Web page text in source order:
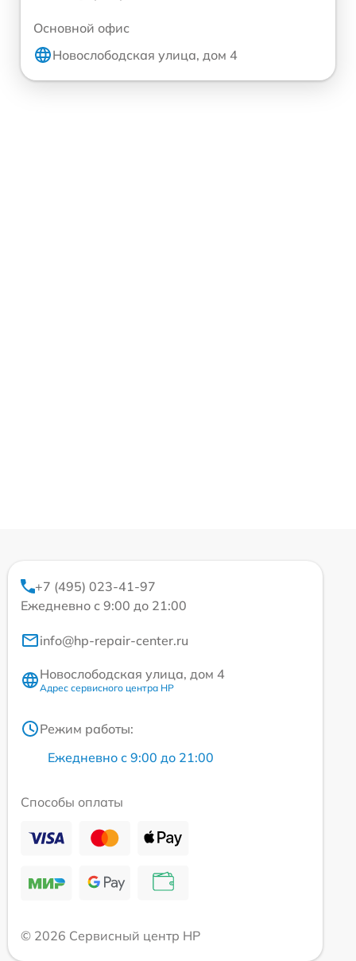
Основной офис
Новослободская улица, дом 4
+7 (495) 023-41-97
Ежедневно с 9:00 до 21:00
info@hp-repair-center.ru
Новослободская улица, дом 4
Адрес сервисного центра HP
Режим работы:
Ежедневно с 9:00 до 21:00
Способы оплаты
© 2026 Сервисный центр HP